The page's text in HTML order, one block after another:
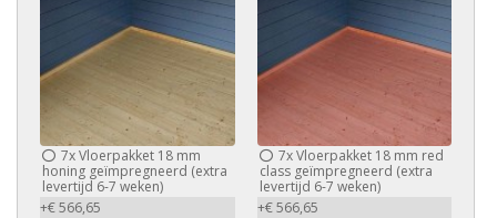
7xVloerpakket 18 mm
honing geïmpregneerd (extra
levertijd 6-7 weken)
+€ 566,65
7xVloerpakket 18 mm red
class geïmpregneerd (extra
levertijd 6-7 weken)
+€ 566,65